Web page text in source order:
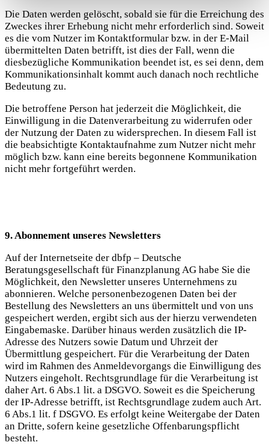
Die Daten werden gelöscht, sobald sie für die Erreichung des
Zweckes ihrer Erhebung nicht mehr erforderlich sind. Soweit
es die vom Nutzer im Kontaktformular bzw. in der E-Mail
übermittelten Daten betrifft, ist dies der Fall, wenn die
diesbezügliche Kommunikation beendet ist, es sei denn, dem
Kommunikationsinhalt kommt auch danach noch rechtliche
Bedeutung zu.
Die betroffene Person hat jederzeit die Möglichkeit, die
Einwilligung in die Datenverarbeitung zu widerrufen oder
der Nutzung der Daten zu widersprechen. In diesem Fall ist
die beabsichtigte Kontaktaufnahme zum Nutzer nicht mehr
möglich bzw. kann eine bereits begonnene Kommunikation
nicht mehr fortgeführt werden.
9. Abonnement unseres Newsletters
Auf der Internetseite der dbfp – Deutsche
Beratungsgesellschaft für Finanzplanung AG habe Sie die
Möglichkeit, den Newsletter unseres Unternehmens zu
abonnieren. Welche personenbezogenen Daten bei der
Bestellung des Newsletters an uns übermittelt und von uns
gespeichert werden, ergibt sich aus der hierzu verwendeten
Eingabemaske. Darüber hinaus werden zusätzlich die IP-
Adresse des Nutzers sowie Datum und Uhrzeit der
Übermittlung gespeichert. Für die Verarbeitung der Daten
wird im Rahmen des Anmeldevorgangs die Einwilligung des
Nutzers eingeholt. Rechtsgrundlage für die Verarbeitung ist
daher Art. 6 Abs.1 lit. a DSGVO. Soweit es die Speicherung
der IP-Adresse betrifft, ist Rechtsgrundlage zudem auch Art.
6 Abs.1 lit. f DSGVO. Es erfolgt keine Weitergabe der Daten
an Dritte, sofern keine gesetzliche Offenbarungspflicht
besteht.